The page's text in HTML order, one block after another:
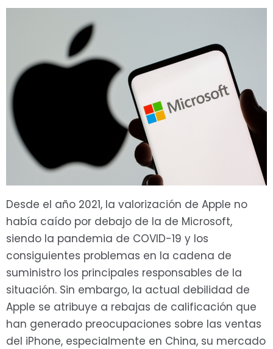
Desde el año 2021, la valorización de Apple no
había caído por debajo de la de Microsoft,
siendo la pandemia de COVID-19 y los
consiguientes problemas en la cadena de
suministro los principales responsables de la
situación. Sin embargo, la actual debilidad de
Apple se atribuye a rebajas de calificación que
han generado preocupaciones sobre las ventas
del iPhone, especialmente en China, su mercado